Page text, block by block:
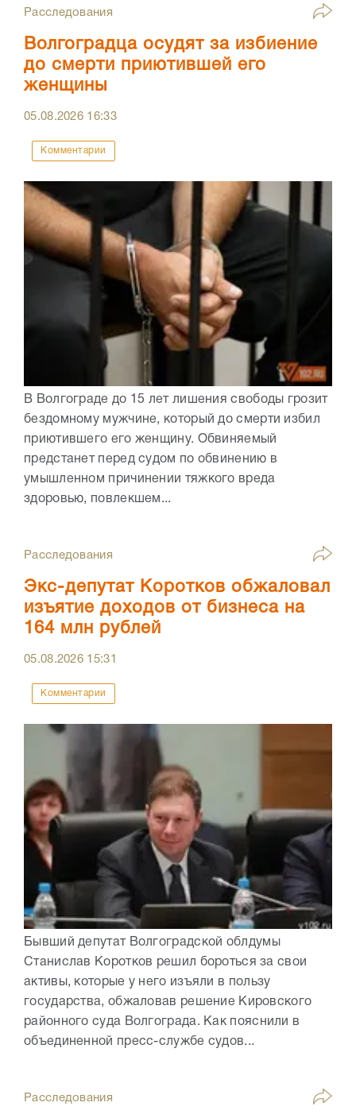
Расследования
Волгоградца осудят за избиение
до смерти приютившей его
женщины
05.08.2026 16:33
Комментарии
В Волгограде до 15 лет лишения свободы грозит
бездомному мужчине, который до смерти избил
приютившего его женщину. Обвиняемый
предстанет перед судом по обвинению в
умышленном причинении тяжкого вреда
здоровью, повлекшем...
Расследования
Экс-депутат Коротков обжаловал
изъятие доходов от бизнеса на
164 млн рублей
05.08.2026 15:31
Комментарии
Бывший депутат Волгоградской облдумы
Станислав Коротков решил бороться за свои
активы, которые у него изъяли в пользу
государства, обжаловав решение Кировского
районного суда Волгограда. Как пояснили в
объединенной пресс-службе судов...
Расследования